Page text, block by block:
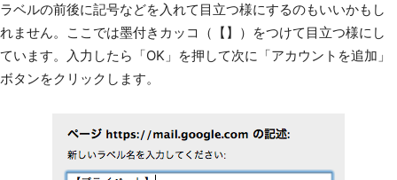
ラベルの前後に記号などを入れて目立つ様にするのもいいかもし
れません。ここでは墨付きカッコ（【】）をつけて目立つ様にし
ています。入力したら「OK」を押して次に「アカウントを追加」
ボタンをクリックします。